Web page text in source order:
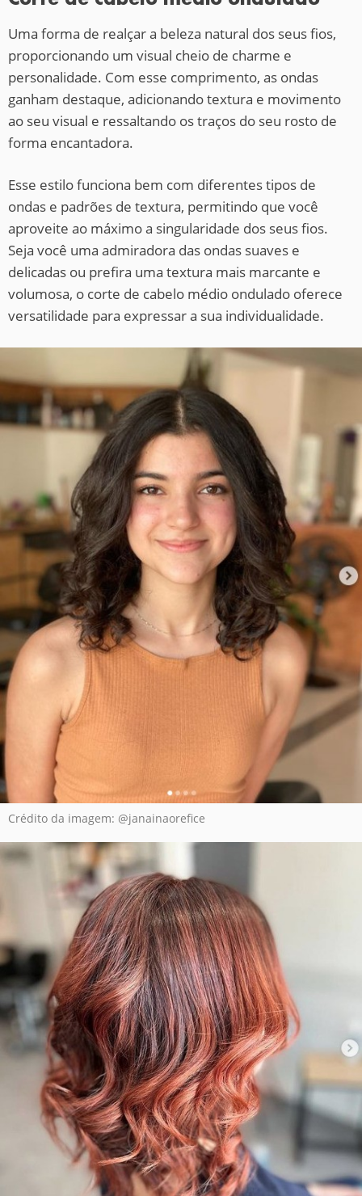
Uma forma de realçar a beleza natural dos seus fios,
proporcionando um visual cheio de charme e
personalidade. Com esse comprimento, as ondas
ganham destaque, adicionando textura e movimento
ao seu visual e ressaltando os traços do seu rosto de
forma encantadora.
Esse estilo funciona bem com diferentes tipos de
ondas e padrões de textura, permitindo que você
aproveite ao máximo a singularidade dos seus fios.
Seja você uma admiradora das ondas suaves e
delicadas ou prefira uma textura mais marcante e
volumosa, o corte de cabelo médio ondulado oferece
versatilidade para expressar a sua individualidade.
Crédito da imagem: @janainaorefice